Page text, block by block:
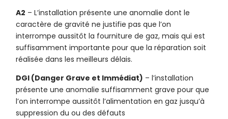
A2 – L’installation présente une anomalie dont le
caractère de gravité ne justifie pas que l’on
interrompe aussitôt la fourniture de gaz, mais qui est
suffisamment importante pour que la réparation soit
réalisée dans les meilleurs délais.
DGI (Danger Grave et Immédiat) – l’installation
présente une anomalie suffisamment grave pour que
l’on interrompe aussitôt l’alimentation en gaz jusqu’à
suppression du ou des défauts